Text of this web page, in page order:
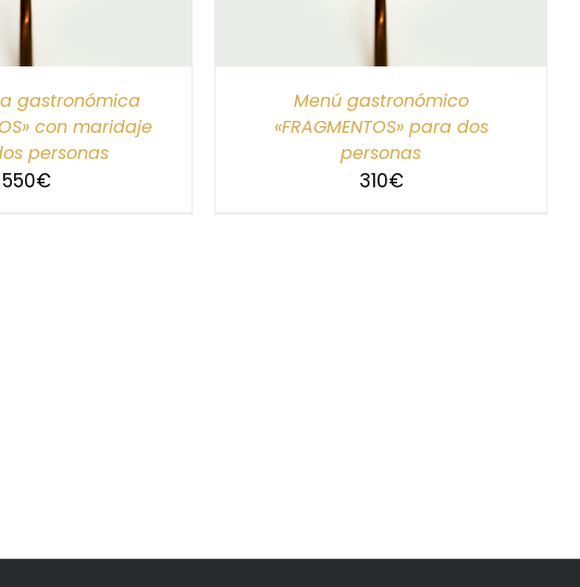
gastronómica
con maridaje
personas
550€
Menú gastronómico
«FRAGMENTOS» para dos
personas
310€